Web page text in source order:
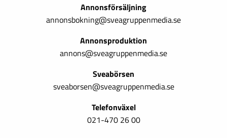
Annonsförsäljning
annonsbokning@sveagruppenmedia.se
Annonsproduktion
annons@sveagruppenmedia.se
Sveabörsen
sveaborsen@sveagruppenmedia.se
Telefonväxel
021-470 26 00